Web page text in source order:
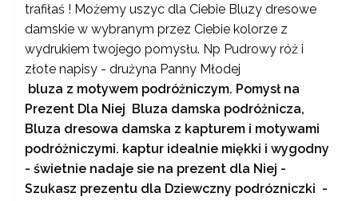
trafiłaś ! Możemy uszyc dla Ciebie Bluzy dresowe
damskie w wybranym przez Ciebie kolorze z
wydrukiem twojego pomysłu. Np Pudrowy róż i
złote napisy - drużyna Panny Młodej
bluza z motywem podróżniczym. Pomysł na
Prezent Dla Niej Bluza damska podróżnicza,
Bluza dresowa damska z kapturem i motywami
podróżniczymi. kaptur idealnie miękki i wygodny
- świetnie nadaje sie na prezent dla Niej -
Szukasz prezentu dla Dziewczny podrózniczki -